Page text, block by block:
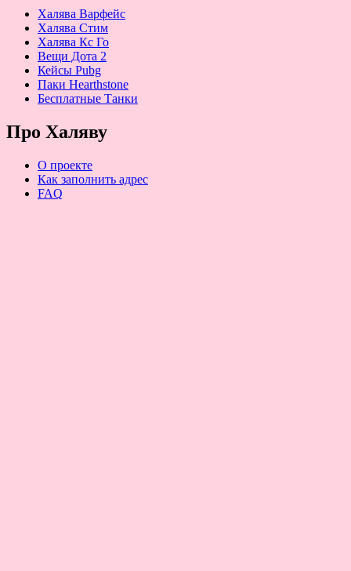
Халява Варфейс
Халява Стим
Халява Кс Го
Вещи Дота 2
Кейсы Pubg
Паки Hearthstone
Бесплатные Танки
Про Халяву
О проекте
Как заполнить адрес
FAQ